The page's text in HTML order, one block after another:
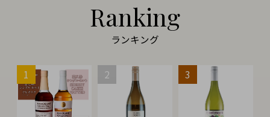
Ranking
ランキング